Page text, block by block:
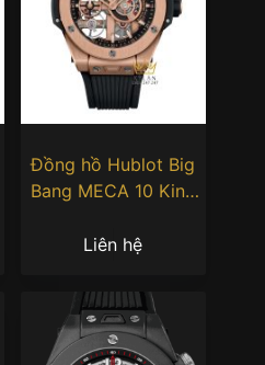
Đồng hồ Hublot Big
Bang MECA 10 King
Liên hệ